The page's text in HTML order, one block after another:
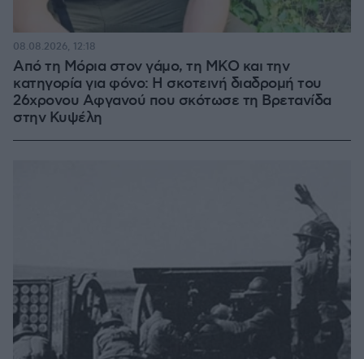
Από τη Μόρια στον γάμο, τη ΜΚΟ και την
κατηγορία για φόνο: Η σκοτεινή διαδρομή του
26χρονου Αφγανού που σκότωσε τη Βρετανίδα
στην Κυψέλη
08.08.2026, 12:18